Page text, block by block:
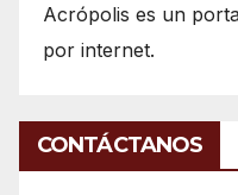
Acrópolis es un
por internet.
CONTÁCTANOS